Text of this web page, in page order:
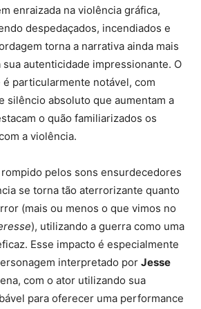
enraizada na violência gráfica,
despedaçados, incendiados e
torna a narrativa ainda mais
autenticidade impressionante. O
particularmente notável, com
silêncio absoluto que aumentam a
o quão familiarizados os
a violência.
pelos sons ensurdecedores
se torna tão aterrorizante quanto
(mais ou menos o que vimos no
), utilizando a guerra como uma
Esse impacto é especialmente
interpretado por Jesse
com o ator utilizando sua
para oferecer uma performance